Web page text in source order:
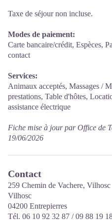
Taxe de séjour non incluse.
Modes de paiement:
Carte bancaire/crédit, Espèces,
contact
Services:
Animaux acceptés, Massages /
prestations, Table d'hôtes,
assistance électrique
Fiche mise à jour par Office de
19/06/2026
Contact
259 Chemin de Vachere, Vilhosc
Vilhosc
04200 Entrepierres
Tél. 06 10 92 32 87 / 09 88 19